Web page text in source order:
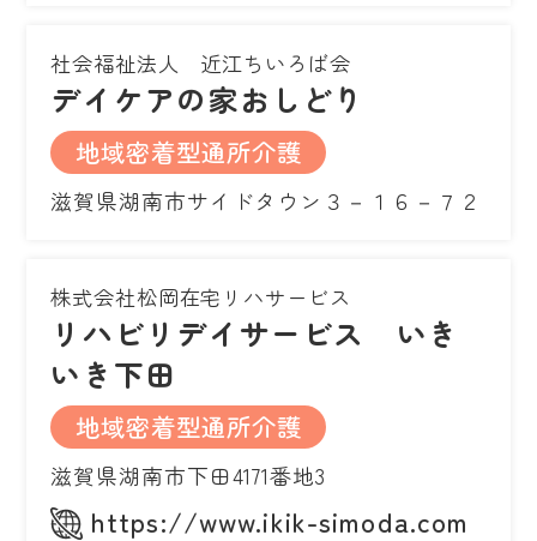
社会福祉法人 近江ちいろば会
デイケアの家おしどり
地域密着型通所介護
滋賀県湖南市サイドタウン３－１６－７２
株式会社松岡在宅リハサービス
リハビリデイサービス いき
いき下田
地域密着型通所介護
滋賀県湖南市下田4171番地3
https://www.ikik-simoda.com